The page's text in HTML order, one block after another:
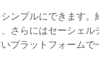
ンプルにできます
さらにはセーシェ
プラットフォーム